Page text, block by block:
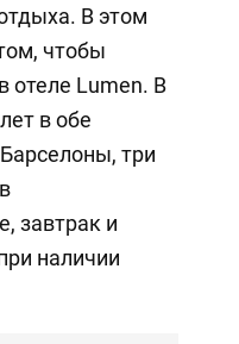
В этом
чтобы
отеле Lumen. В
в обе
три
завтрак и
наличии